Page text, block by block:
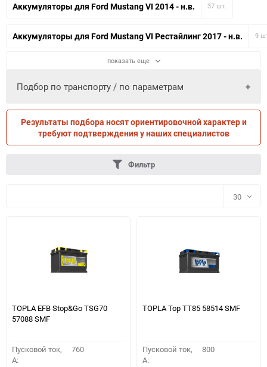
Аккумуляторы для Ford Mustang VI 2014 - н.в. 37 шт.
Аккумуляторы для Ford Mustang VI Рестайлинг 2017 - н.в. 9
показать еще
Подбор по транспорту / по параметрам
ПО ТРАНСПОРТУ ПО ПАРАМЕТРАМ
Результаты подбора носят ориентировочной характер и
требуют подтверждения у наших специалистов
Фильтр
30
TOPLA EFB Stop&Go TSG70
57088 SMF
Пусковой ток,
A:
760
TOPLA Top TT85 58514 SMF
Пусковой ток,
A:
800